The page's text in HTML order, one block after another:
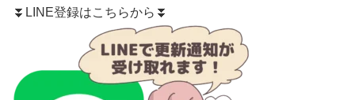
⏬LINE登録はこちらから⏬